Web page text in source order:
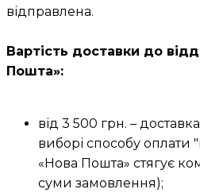
відправлена.
Вартість доставки до
Пошта»:
від 3 500 грн. –
виборі способу оплати
«Нова Пошта» стягує
суми замовлення);